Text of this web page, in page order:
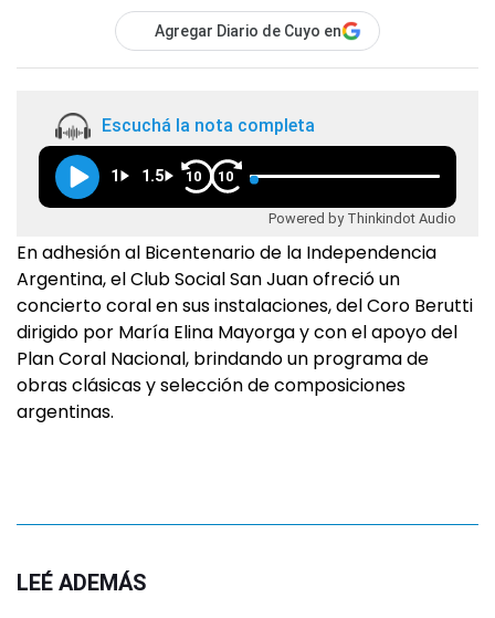
Agregar Diario de Cuyo en
Escuchá la nota completa
1 1.5 10 10
Powered by Thinkindot Audio
En adhesión al Bicentenario de la Independencia
Argentina, el Club Social San Juan ofreció un
concierto coral en sus instalaciones, del Coro Berutti
dirigido por María Elina Mayorga y con el apoyo del
Plan Coral Nacional, brindando un programa de
obras clásicas y selección de composiciones
argentinas.
LEÉ ADEMÁS